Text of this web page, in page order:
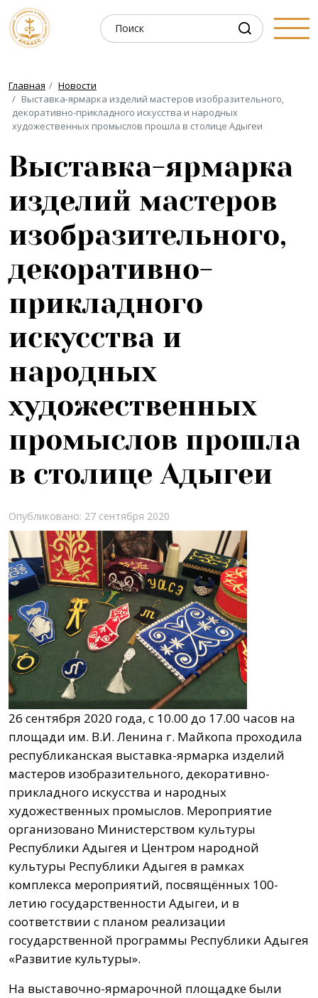
Главная
Новости
Выставка-ярмарка изделий мастеров изобразительного,
декоративно-прикладного искусства и народных
художественных промыслов прошла в столице Адыгеи
Выставка-ярмарка
изделий мастеров
изобразительного,
декоративно-
прикладного
искусства и
народных
художественных
промыслов прошла
в столице Адыгеи
Опубликовано: 27 сентября 2020
26 сентября 2020 года, с 10.00 до 17.00 часов на
площади им. В.И. Ленина г. Майкопа проходила
республиканская выставка-ярмарка изделий
мастеров изобразительного, декоративно-
прикладного искусства и народных
художественных промыслов. Мероприятие
организовано Министерством культуры
Республики Адыгея и Центром народной
культуры Республики Адыгея в рамках
комплекса мероприятий, посвящённых 100-
летию государственности Адыгеи, и в
соответствии с планом реализации
государственной программы Республики Адыгея
«Развитие культуры».
На выставочно-ярмарочной площадке были